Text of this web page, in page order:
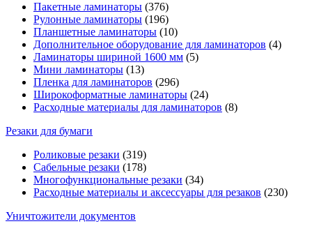
Пакетные ламинаторы (376)
Рулонные ламинаторы (196)
Планшетные ламинаторы (10)
Дополнительное оборудование для ламинаторов (4)
Ламинаторы шириной 1600 мм (5)
Мини ламинаторы (13)
Пленка для ламинаторов (296)
Широкоформатные ламинаторы (24)
Расходные материалы для ламинаторов (8)
Резаки для бумаги
Роликовые резаки (319)
Сабельные резаки (178)
Многофункциональные резаки (34)
Расходные материалы и аксессуары для резаков (230)
Уничтожители документов